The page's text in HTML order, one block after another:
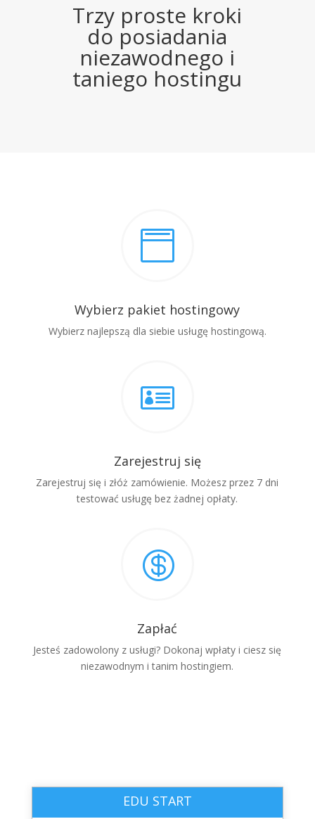
Trzy proste kroki
do posiadania
niezawodnego i
taniego hostingu

Wybierz pakiet hostingowy
Wybierz najlepszą dla siebie usługę hostingową.

Zarejestruj się
Zarejestruj się i złóż zamówienie. Możesz przez 7 dni
testować usługę bez żadnej opłaty.

Zapłać
Jesteś zadowolony z usługi? Dokonaj wpłaty i ciesz się
niezawodnym i tanim hostingiem.
EDU START